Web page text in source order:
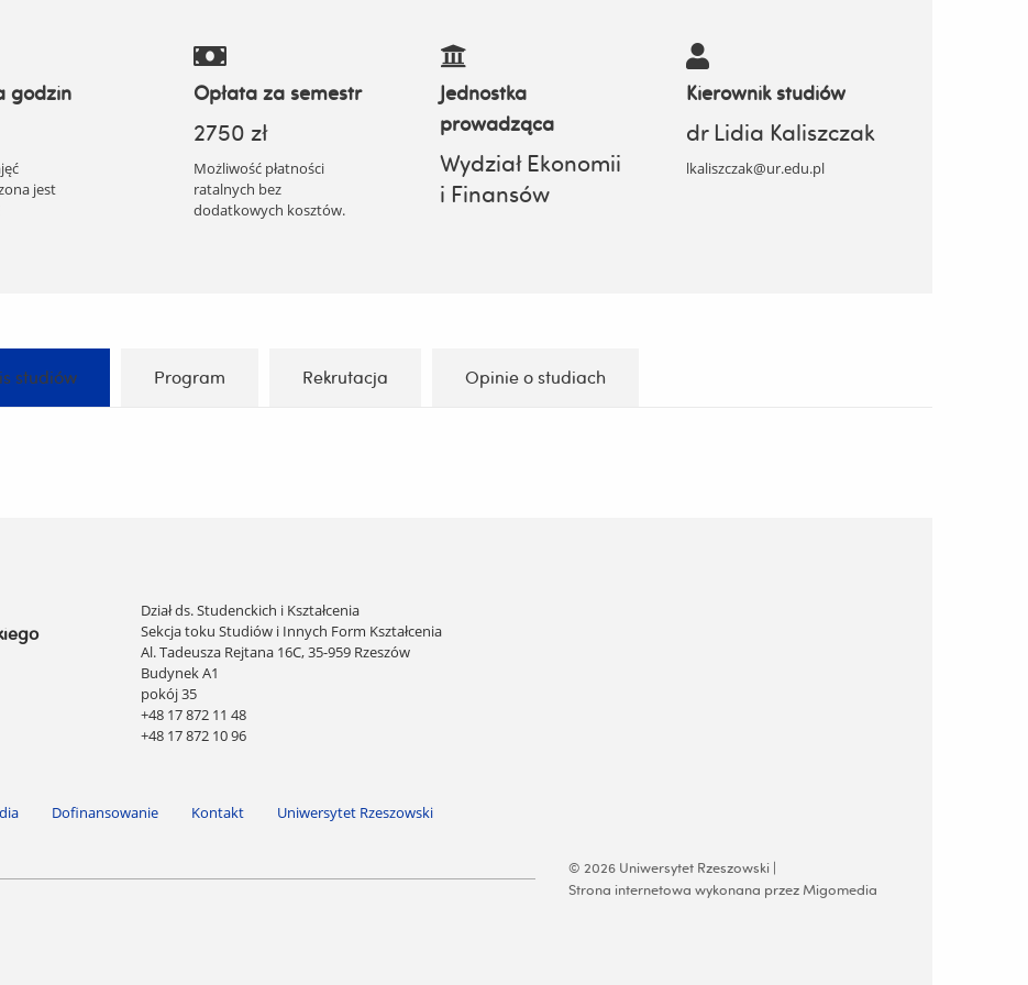
godzin
jest
Opłata za semestr
2750 zł
Możliwość płatności
ratalnych bez
dodatkowych kosztów.
Jednostka
prowadząca
Wydział Ekonomii
i Finansów
Kierownik studiów
dr Lidia Kaliszczak
lkaliszczak@ur.edu.pl
studiów Program Rekrutacja Opinie o studiach
Dział ds. Studenckich i Kształcenia
Sekcja toku Studiów i Innych Form Kształcenia
Al. Tadeusza Rejtana 16C, 35-959 Rzeszów
Budynek A1
pokój 35
+48 17 872 11 48
+48 17 872 10 96
Dofinansowanie Kontakt Uniwersytet Rzeszowski
© 2026 Uniwersytet Rzeszowski |
Strona internetowa wykonana przez Migomedia